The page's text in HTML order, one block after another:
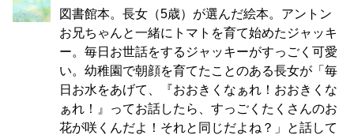
図書館本。長女（5歳）が選んだ絵本。アントン
お兄ちゃんと一緒にトマトを育て始めたジャッキ
ー。毎日お世話をするジャッキーがすっごく可愛
い。幼稚園で朝顔を育てたことのある長女が「毎
日お水をあげて、『おおきくなぁれ！おおきくな
ぁれ！』ってお話したら、すっごくたくさんのお
花が咲くんだよ！それと同じだよね？」と話して